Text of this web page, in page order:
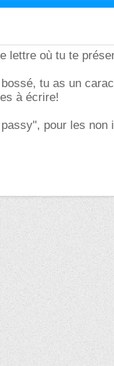
lettre où tu te
tu as un
à écrire!
pour les non